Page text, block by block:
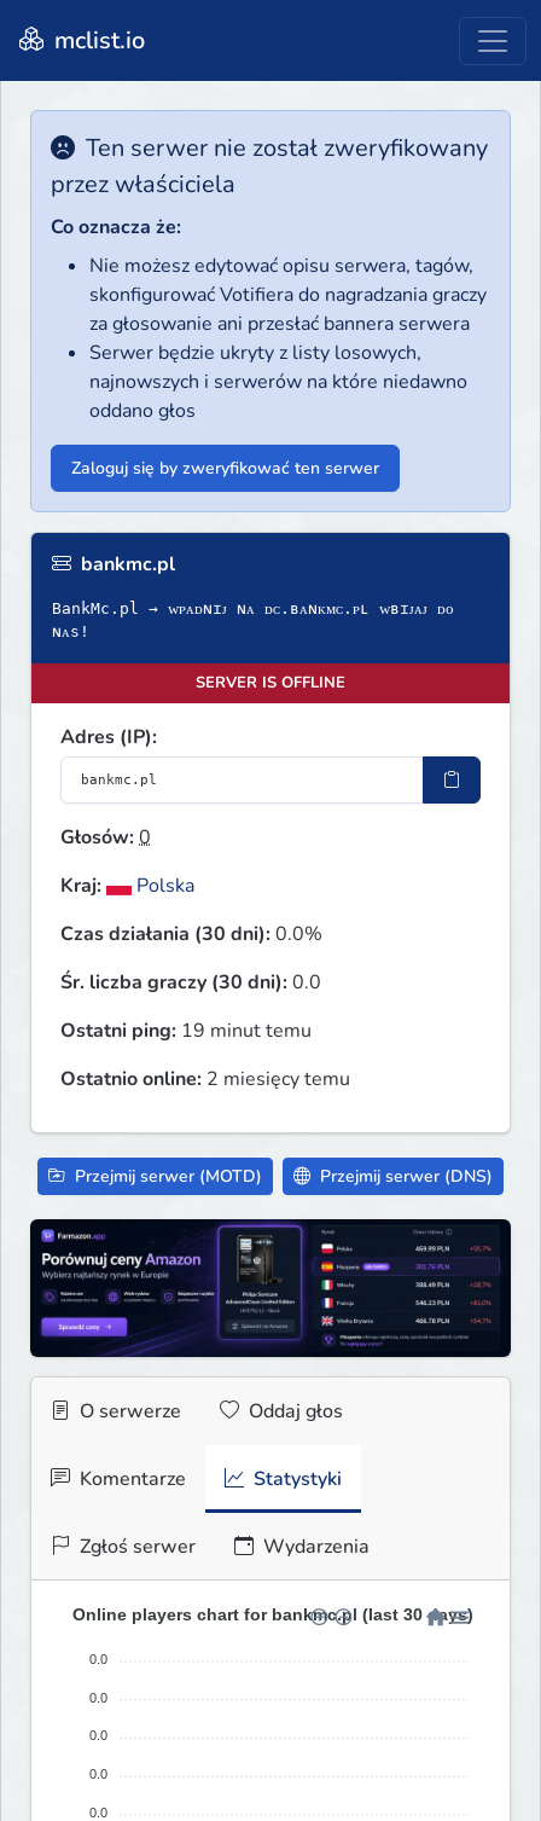
mclist.io
Ten serwer nie został zweryfikowany
przez właściciela
Co oznacza że:
Nie możesz edytować opisu serwera, tagów,
skonfigurować Votifiera do nagradzania graczy
za głosowanie ani przesłać bannera serwera
Serwer będzie ukryty z listy losowych,
najnowszych i serwerów na które niedawno
oddano głos
Zaloguj się by zweryfikować ten serwer
bankmc.pl
BankMc.pl → ᴡᴘᴀᴅɴɪᴊ ɴᴀ ᴅᴄ.ʙᴀɴᴋᴍᴄ.ᴘʟ ᴡʙɪᴊᴀᴊ ᴅᴏ
ɴᴀs!
SERVER IS OFFLINE
Adres (IP):
Głosów:0
Kraj:
Polska
Czas działania (30 dni):0.0%
Śr. liczba graczy (30 dni):0.0
Ostatni ping: 19 minut temu
Ostatnio online: 2 miesięcy temu
Przejmij serwer (MOTD) Przejmij serwer (DNS)
O serwerze Oddaj głos
Komentarze Statystyki
Zgłoś serwer Wydarzenia
Online players chart for bankmc.pl (last 30 days)
0.0
0.0
0.0
0.0
0.0